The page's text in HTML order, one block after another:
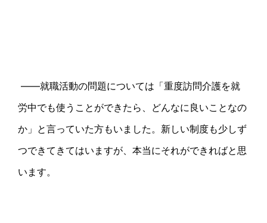
――就職活動の問題については「重度訪問介護を就
労中でも使うことができたら、どんなに良いことなの
か」と言っていた方もいました。新しい制度も少しず
つできてきてはいますが、本当にそれができればと思
います。